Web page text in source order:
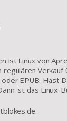
ist Linux von
EPUB. Hast
ist das Linux-